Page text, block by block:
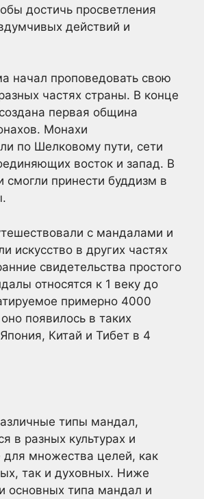
достичь просветления
действий и
начал проповедовать свою
частях страны. В конце
первая община
Монахи
по Шелковому пути, сети
восток и запад. В
смогли принести буддизм в
с мандалами и
искусство в других частях
свидетельства простого
относятся к 1 веку до
примерно 4000
появилось в таких
Китай и Тибет в 4
типы мандал,
в разных культурах и
для множества целей, как
так и духовных. Ниже
основных типа мандал и